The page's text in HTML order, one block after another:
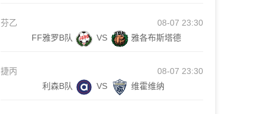
芬乙
08-07 23:30
FF雅罗B队
VS 雅各布斯塔德
捷丙
08-07 23:30
利森B队
VS 维霍维纳